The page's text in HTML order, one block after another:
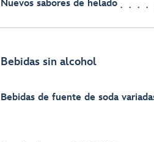
Nuevos sabores de helado
Bebidas sin alcohol
Bebidas de fuente de soda